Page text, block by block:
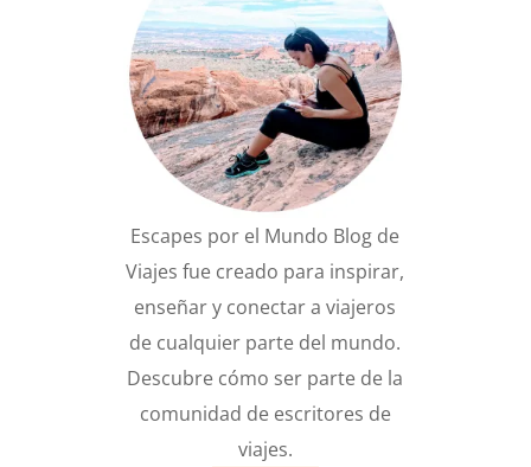
Escapes por el Mundo Blog de
Viajes fue creado para inspirar,
enseñar y conectar a viajeros
de cualquier parte del mundo.
Descubre cómo ser parte de la
comunidad de escritores de
viajes.